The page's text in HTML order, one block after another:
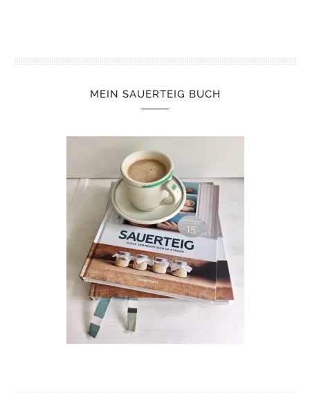
MEIN SAUERTEIG BUCH